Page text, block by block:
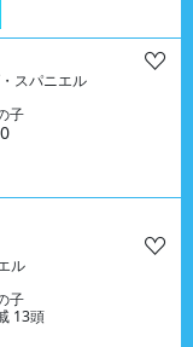
スパニエル
子
0
ル
子
13頭